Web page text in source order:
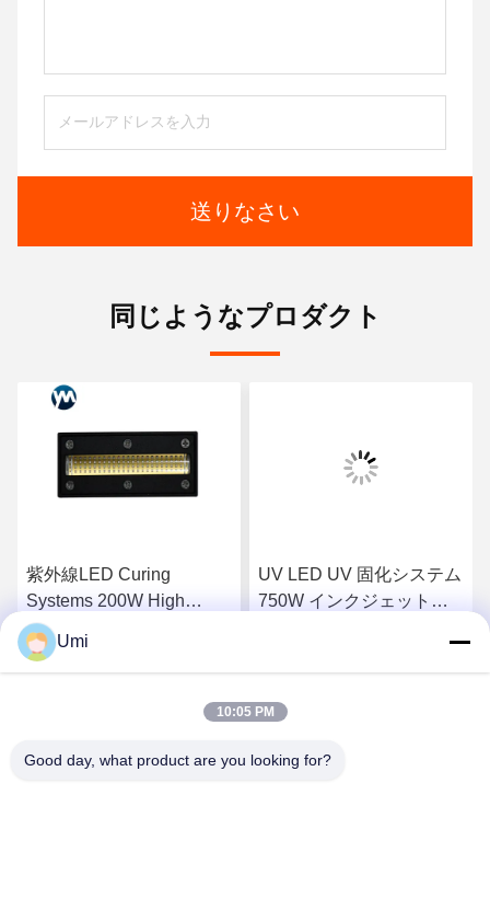
送りなさい
同じようなプロダクト
紫外線LED Curing
Systems 200W High
Power Curing Lamp
Ultraviolet Lamps Chiller
紫外線Lamp
最もよい価格を得なさ
UV LED UV 固化システム
750W インクジェットプ
最もよい価格を得なさ
Umi
10:05 PM
Good day, what product are you looking for?